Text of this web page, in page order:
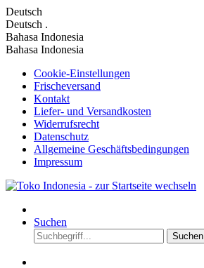
Deutsch
Deutsch .
Bahasa Indonesia
Bahasa Indonesia
Cookie-Einstellungen
Frischeversand
Kontakt
Liefer- und Versandkosten
Widerrufsrecht
Datenschutz
Allgemeine Geschäftsbedingungen
Impressum
Suchen
Suchen